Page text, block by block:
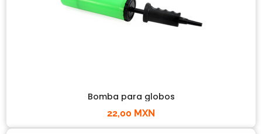
Bomba para globos
22,00 MXN